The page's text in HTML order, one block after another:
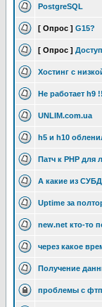
PostgreSQL
[ Опрос ] G15?
[ Опрос ]
Хостинг с
Не работает h9
UNLIM.com.ua
h5 и h10
Патч к PHP для
А какие из
Uptime за
new.net кто-то
через какое
Получение
проблемы с